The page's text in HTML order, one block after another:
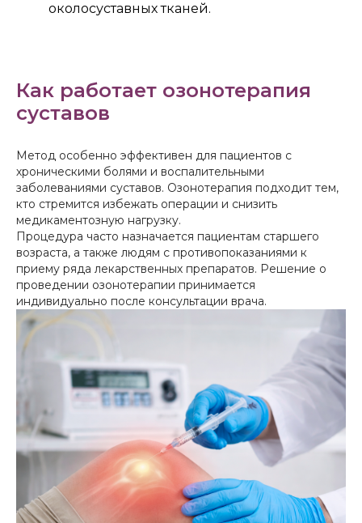
околосуставных тканей.
Как работает озонотерапия
суставов
Метод особенно эффективен для пациентов с
хроническими болями и воспалительными
заболеваниями суставов. Озонотерапия подходит тем,
кто стремится избежать операции и снизить
медикаментозную нагрузку.
Процедура часто назначается пациентам старшего
возраста, а также людям с противопоказаниями к
приему ряда лекарственных препаратов. Решение о
проведении озонотерапии принимается
индивидуально после консультации врача.